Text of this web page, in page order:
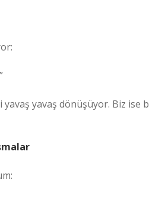
yavaş dönüşüyor. Biz ise